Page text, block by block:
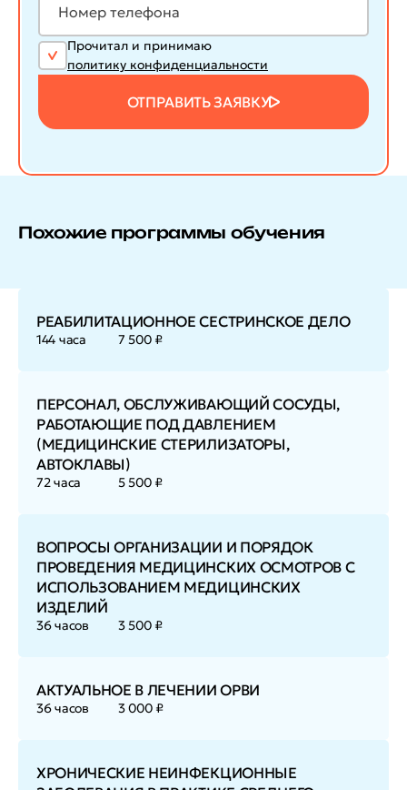
Прочитал и принимаю
политику конфиденциальности
ОТПРАВИТЬ ЗАЯВКУ
Похожие программы обучения
РЕАБИЛИТАЦИОННОЕ СЕСТРИНСКОЕ ДЕЛО
144 часа 7 500 ₽
ПЕРСОНАЛ, ОБСЛУЖИВАЮЩИЙ СОСУДЫ,
РАБОТАЮЩИЕ ПОД ДАВЛЕНИЕМ
(МЕДИЦИНСКИЕ СТЕРИЛИЗАТОРЫ,
АВТОКЛАВЫ)
72 часа 5 500 ₽
ВОПРОСЫ ОРГАНИЗАЦИИ И ПОРЯДОК
ПРОВЕДЕНИЯ МЕДИЦИНСКИХ ОСМОТРОВ С
ИСПОЛЬЗОВАНИЕМ МЕДИЦИНСКИХ
ИЗДЕЛИЙ
36 часов 3 500 ₽
АКТУАЛЬНОЕ В ЛЕЧЕНИИ ОРВИ
36 часов 3 000 ₽
ХРОНИЧЕСКИЕ НЕИНФЕКЦИОННЫЕ